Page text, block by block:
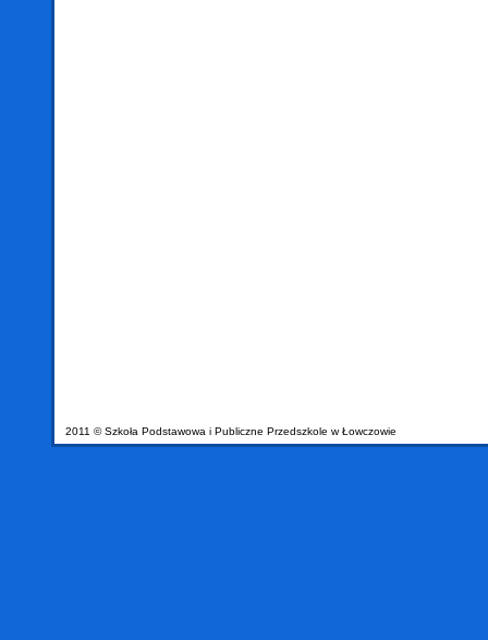
2011 © Szkoła Podstawowa i Publiczne Przedszkole w Łowczowie